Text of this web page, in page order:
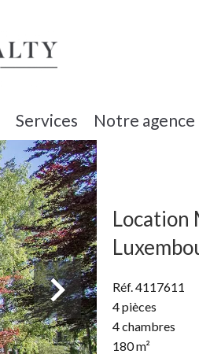
Services Notre agence
Location
Réf. 4117611
4 pièces
4 chambres
180 m²